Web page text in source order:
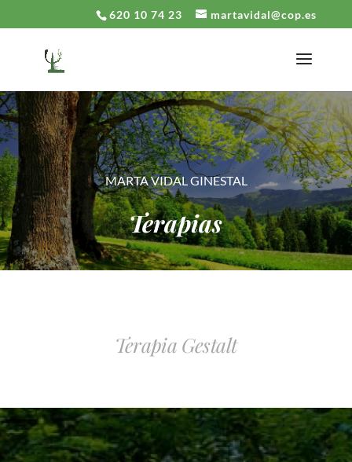
620 10 74 23 martavidal@cop.es
MARTA VIDAL GINESTAL
Terapias
Terapia Gestalt